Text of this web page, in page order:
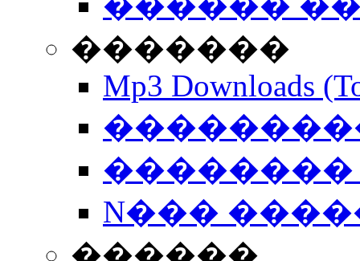
�������
Mp3 Downloads
��������
N���